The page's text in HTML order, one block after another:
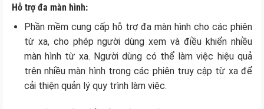
Hỗ trợ đa màn hình:
Phần mềm cung cấp hỗ trợ đa màn hình cho các phiên
từ xa, cho phép người dùng xem và điều khiển nhiều
màn hình từ xa. Người dùng có thể làm việc hiệu quả
trên nhiều màn hình trong các phiên truy cập từ xa để
cải thiện quản lý quy trình làm việc.